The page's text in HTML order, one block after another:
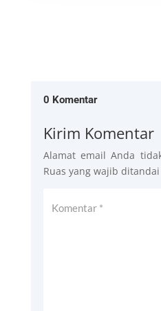
0 Komentar
Kirim Komentar
Alamat email Anda
Ruas yang wajib ditandai